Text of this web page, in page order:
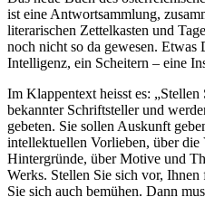
ist eine Antwortsammlung,
literarischen Zettelkasten und
noch nicht so da gewesen. Etwas
Intelligenz, ein Scheitern – eine
Im Klappentext heisst es:
bekannter Schriftsteller und
gebeten. Sie sollen Auskunft
intellektuellen Vorlieben, über die
Hintergründe, über Motive und
Werks. Stellen Sie sich vor,
Sie sich auch bemühen. Dann